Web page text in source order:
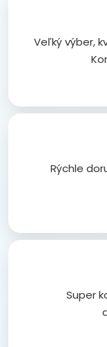
Veľký výber,
Rýchle
Super